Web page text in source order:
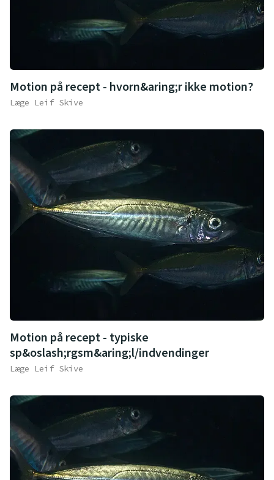
Motion på recept - hvorn&aring;r ikke motion?
Læge Leif Skive
Motion på recept - typiske
sp&oslash;rgsm&aring;l/indvendinger
Læge Leif Skive